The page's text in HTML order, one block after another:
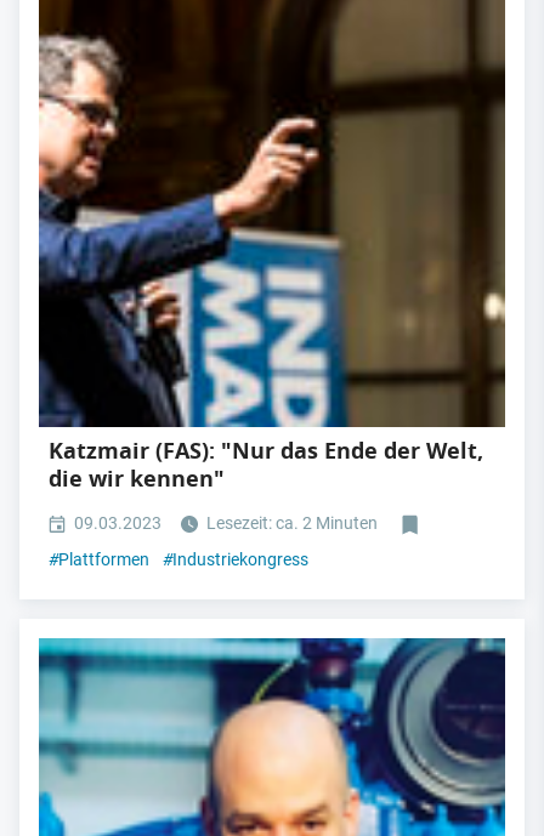
Katzmair (FAS): "Nur das Ende der Welt,
die wir kennen"
09.03.2023
Lesezeit: ca. 2 Minuten
#Plattformen #Industriekongress